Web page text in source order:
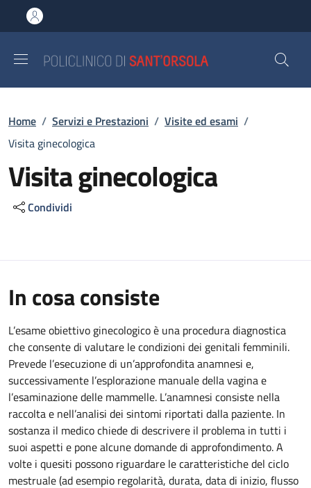
al contenuto principale
to footer content
Briciole di pane
Home / Servizi e Prestazioni / Visite ed esami /
Visita ginecologica
Visita ginecologica
Condividi
In cosa consiste
L’esame obiettivo ginecologico è una procedura diagnostica
che consente di valutare le condizioni dei genitali femminili.
Prevede l’esecuzione di un’approfondita anamnesi e,
successivamente l’esplorazione manuale della vagina e
l’esaminazione delle mammelle. L’anamnesi consiste nella
raccolta e nell’analisi dei sintomi riportati dalla paziente. In
sostanza il medico chiede di descrivere il problema in tutti i
suoi aspetti e pone alcune domande di approfondimento. A
volte i quesiti possono riguardare le caratteristiche del ciclo
mestruale (ad esempio regolarità, durata, data di inizio, flusso